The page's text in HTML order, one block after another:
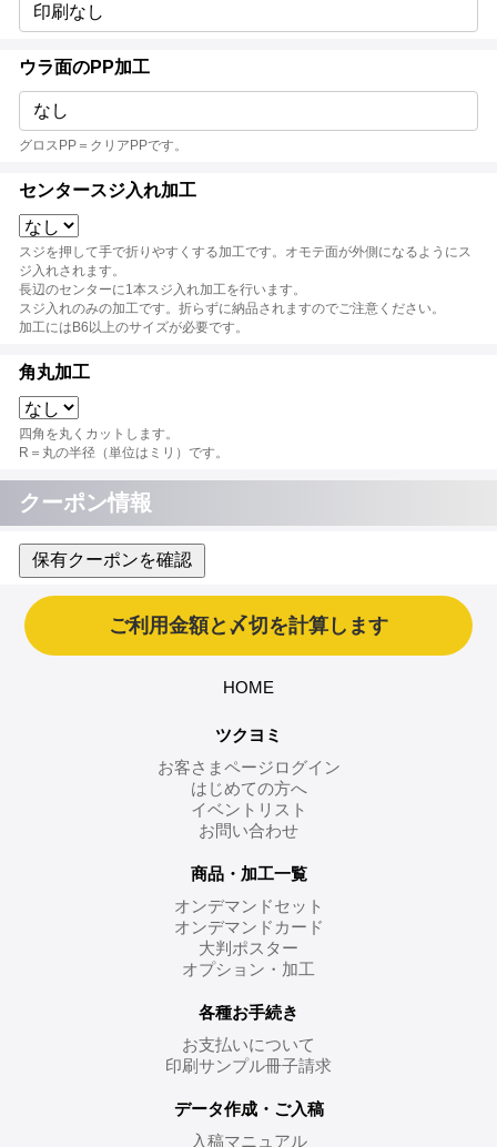
印刷なし
ウラ面のPP加工
なし
グロスPP＝クリアPPです。
センタースジ入れ加工
スジを押して手で折りやすくする加工です。オモテ面が外側になるようにス
ジ入れされます。
長辺のセンターに1本スジ入れ加工を行います。
スジ入れのみの加工です。折らずに納品されますのでご注意ください。
加工にはB6以上のサイズが必要です。
角丸加工
四角を丸くカットします。
R＝丸の半径（単位はミリ）です。
クーポン情報
保有クーポンを確認
HOME
ツクヨミ
お客さまページログイン
はじめての方へ
イベントリスト
お問い合わせ
商品・加工一覧
オンデマンドセット
オンデマンドカード
大判ポスター
オプション・加工
各種お手続き
お支払いについて
印刷サンプル冊子請求
データ作成・ご入稿
入稿マニュアル